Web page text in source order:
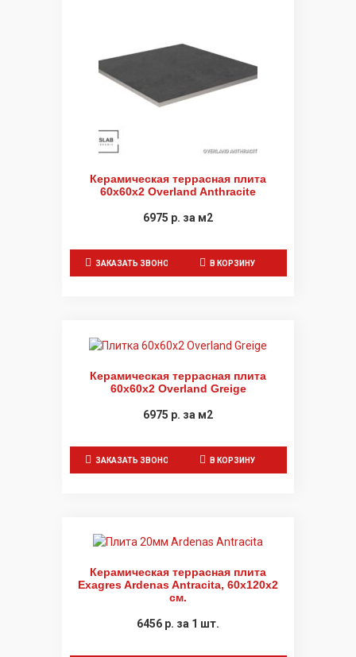
Керамическая террасная плита
60x60x2 Overland Anthracite
6975 р. за м2
ЗАКАЗАТЬ ЗВОНОК В КОРЗИНУ
Керамическая террасная плита
60x60x2 Overland Greige
6975 р. за м2
ЗАКАЗАТЬ ЗВОНОК В КОРЗИНУ
Керамическая террасная плита
Exagres Ardenas Antracita, 60x120x2
см.
6456 р. за 1 шт.